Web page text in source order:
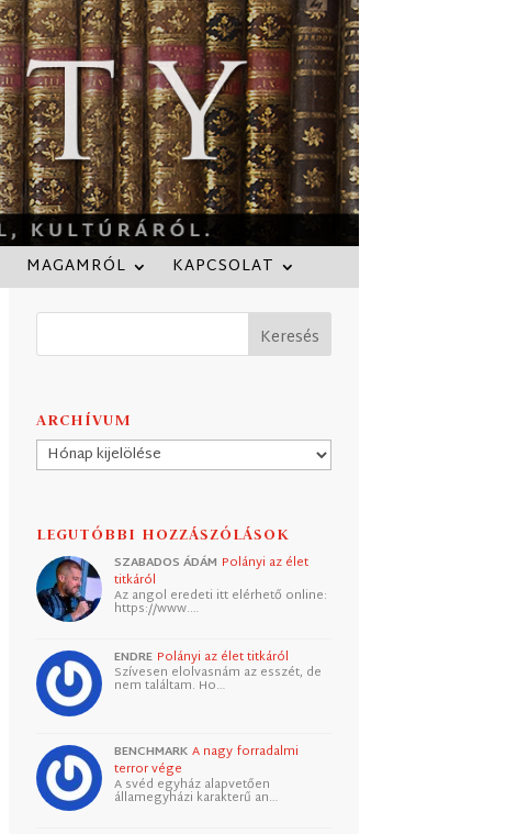
MAGAMRÓL KAPCSOLAT
ARCHÍVUM
Archívum
LEGUTÓBBI HOZZÁSZÓLÁSOK
SZABADOS ÁDÁM Polányi az élet
titkáról
Az angol eredeti itt elérhető online:
https://www.…
ENDRE Polányi az élet titkáról
Szívesen elolvasnám az esszét, de
nem találtam. Ho…
BENCHMARK A nagy forradalmi
terror vége
A svéd egyház alapvetően
államegyházi karakterű an…